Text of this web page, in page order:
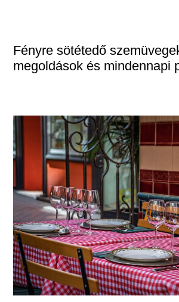
Fényre sötétedő
megoldások és mindennapi